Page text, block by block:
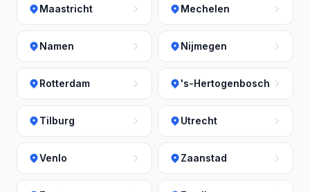
Maastricht Mechelen
Namen Nijmegen
Rotterdam 's-Hertogenbosch
Tilburg Utrecht
Venlo Zaanstad